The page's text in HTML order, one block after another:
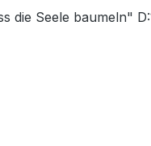
die Seele baumeln"